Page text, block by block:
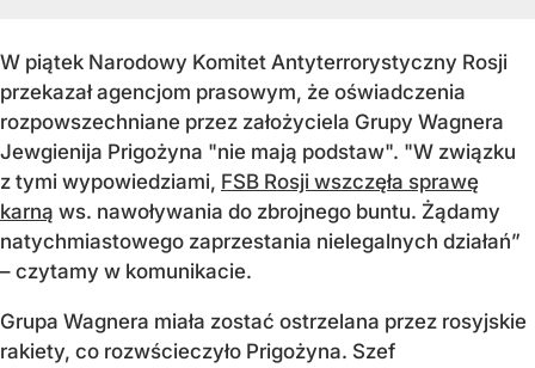
W piątek Narodowy Komitet Antyterrorystyczny Rosji
przekazał agencjom prasowym, że oświadczenia
rozpowszechniane przez założyciela Grupy Wagnera
Jewgienija Prigożyna "nie mają podstaw". "W związku
z tymi wypowiedziami, FSB Rosji wszczęła sprawę
karną ws. nawoływania do zbrojnego buntu. Żądamy
natychmiastowego zaprzestania nielegalnych działań”
– czytamy w komunikacie.
Grupa Wagnera miała zostać ostrzelana przez rosyjskie
rakiety, co rozwścieczyło Prigożyna. Szef